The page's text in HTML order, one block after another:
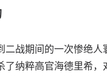
二战期间的一次惨绝
了纳粹高官海德里希